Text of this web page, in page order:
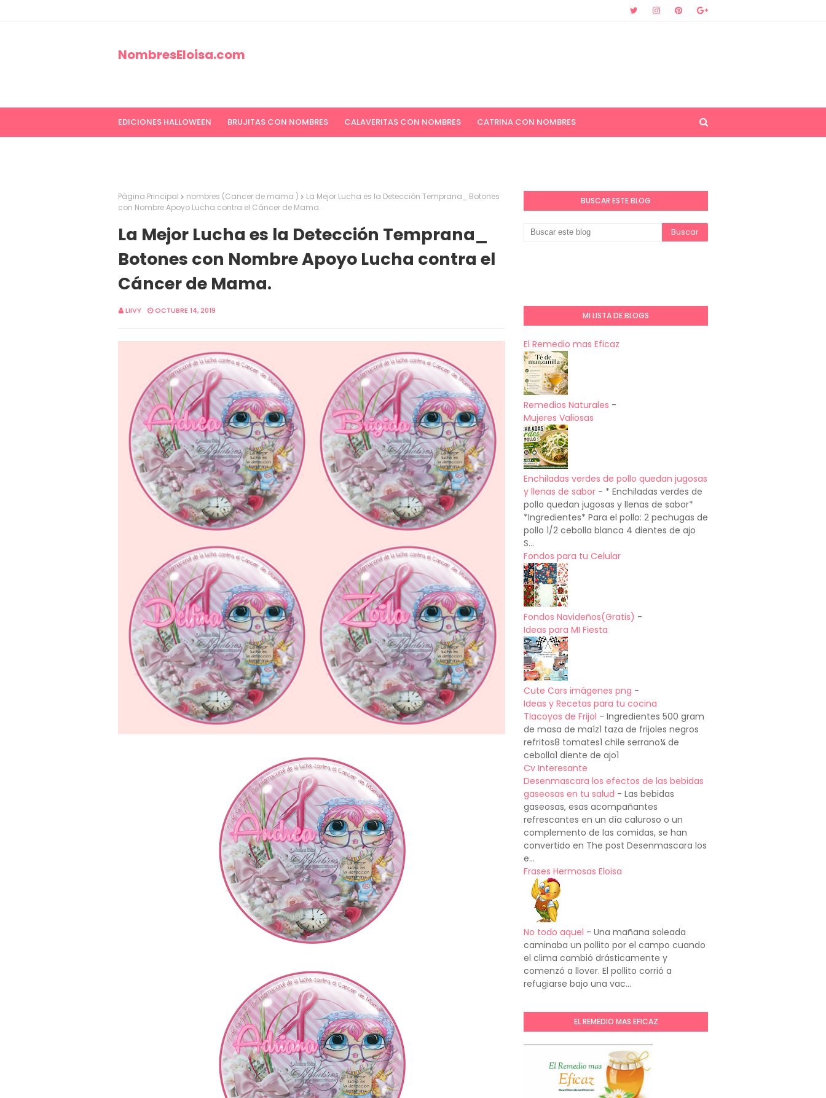
NombresEloisa.com
EDICIONES HALLOWEEN BRUJITAS CON NOMBRES CALAVERITAS CON NOMBRES CATRINA CON NOMBRES
Página Principal nombres (Cancer de mama )
La Mejor Lucha es la Detección Temprana_ Botones
con Nombre Apoyo Lucha contra el Cáncer de Mama.
La Mejor Lucha es la Detección Temprana_
Botones con Nombre Apoyo Lucha contra el
Cáncer de Mama.
LIIVY OCTUBRE 14, 2019
BUSCAR ESTE BLOG
MI LISTA DE BLOGS
El Remedio mas Eficaz
Remedios Naturales -
Mujeres Valiosas
Enchiladas verdes de pollo quedan jugosas
y llenas de sabor - * Enchiladas verdes de
pollo quedan jugosas y llenas de sabor*
*Ingredientes* Para el pollo: 2 pechugas de
pollo 1/2 cebolla blanca 4 dientes de ajo
S...
Fondos para tu Celular
Fondos Navideños(Gratis) -
Ideas para MI Fiesta
Cute Cars imágenes png -
Ideas y Recetas para tu cocina
Tlacoyos de Frijol - Ingredientes 500 gram
de masa de maíz1 taza de frijoles negros
refritos8 tomates1 chile serrano¼ de
cebolla1 diente de ajo1
Cv Interesante
Desenmascara los efectos de las bebidas
gaseosas en tu salud - Las bebidas
gaseosas, esas acompañantes
refrescantes en un día caluroso o un
complemento de las comidas, se han
convertido en The post Desenmascara los
e...
Frases Hermosas Eloisa
No todo aquel - Una mañana soleada
caminaba un pollito por el campo cuando
el clima cambió drásticamente y
comenzó a llover. El pollito corrió a
refugiarse bajo una vac...
EL REMEDIO MAS EFICAZ